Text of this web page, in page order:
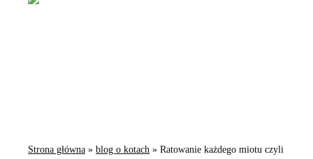
Strona główna »blog o kotach »Ratowanie każdego miotu czyli